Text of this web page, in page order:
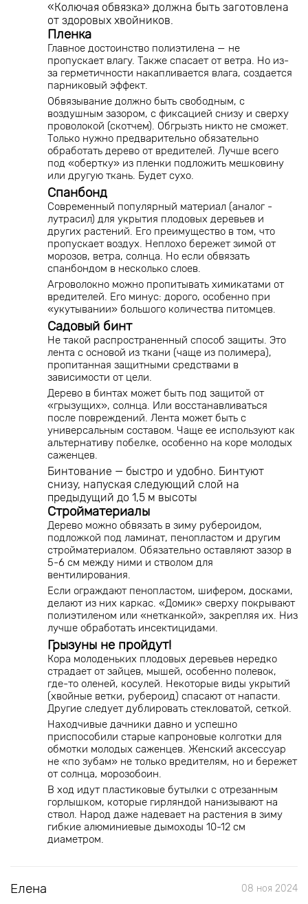
«Колючая обвязка» должна быть заготовлена
от здоровых хвойников.
Пленка
Главное достоинство полиэтилена — не
пропускает влагу. Также спасает от ветра. Но из-
за герметичности накапливается влага, создается
парниковый эффект.
Обвязывание должно быть свободным, с
воздушным зазором, с фиксацией снизу и сверху
проволокой (скотчем). Обгрызть никто не сможет.
Только нужно предварительно обязательно
обработать дерево от вредителей. Лучше всего
под «обертку» из пленки подложить мешковину
или другую ткань. Будет сухо.
Спанбонд
Современный популярный материал (аналог -
лутрасил) для укрытия плодовых деревьев и
других растений. Его преимущество в том, что
пропускает воздух. Неплохо бережет зимой от
морозов, ветра, солнца. Но если обвязать
спанбондом в несколько слоев.
Агроволокно можно пропитывать химикатами от
вредителей. Его минус: дорого, особенно при
«укутывании» большого количества питомцев.
Садовый бинт
Не такой распространенный способ защиты. Это
лента с основой из ткани (чаще из полимера),
пропитанная защитными средствами в
зависимости от цели.
Дерево в бинтах может быть под защитой от
«грызущих», солнца. Или восстанавливаться
после повреждений. Лента может быть с
универсальным составом. Чаще ее используют как
альтернативу побелке, особенно на коре молодых
саженцев.
Бинтование — быстро и удобно. Бинтуют
снизу, напуская следующий слой на
предыдущий до 1,5 м высоты
Стройматериалы
Дерево можно обвязать в зиму рубероидом,
подложкой под ламинат, пенопластом и другим
стройматериалом. Обязательно оставляют зазор в
5-6 см между ними и стволом для
вентилирования.
Если ограждают пенопластом, шифером, досками,
делают из них каркас. «Домик» сверху покрывают
полиэтиленом или «нетканкой», закрепляя их. Низ
лучше обработать инсектицидами.
Грызуны не пройдут!
Кора молоденьких плодовых деревьев нередко
страдает от зайцев, мышей, особенно полевок,
где-то оленей, косулей. Некоторые виды укрытий
(хвойные ветки, рубероид) спасают от напасти.
Другие следует дублировать стекловатой, сеткой.
Находчивые дачники давно и успешно
приспособили старые капроновые колготки для
обмотки молодых саженцев. Женский аксессуар
не «по зубам» не только вредителям, но и бережет
от солнца, морозобоин.
В ход идут пластиковые бутылки с отрезанным
горлышком, которые гирляндой нанизывают на
ствол. Народ даже надевает на растения в зиму
гибкие алюминиевые дымоходы 10-12 см
диаметром.
Елена 08 ноя 2024